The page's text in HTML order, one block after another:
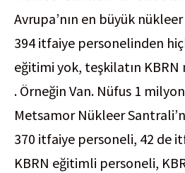
Avrupa’nın en büyük
394 itfaiye personelinden
eğitimi yok, teşkilatın KBRN
. Örneğin Van. Nüfus 1
Metsamor Nükleer
370 itfaiye personeli, 42 de
KBRN eğitimli personeli,